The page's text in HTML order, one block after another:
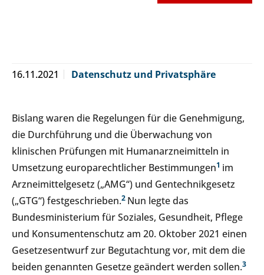
16.11.2021 Datenschutz und Privatsphäre
Bislang waren die Regelungen für die Genehmigung,
die Durchführung und die Überwachung von
klinischen Prüfungen mit Humanarzneimitteln in
Umsetzung europarechtlicher Bestimmungen1 im
Arzneimittelgesetz („AMG“) und Gentechnikgesetz
(„GTG“) festgeschrieben.2 Nun legte das
Bundesministerium für Soziales, Gesundheit, Pflege
und Konsumentenschutz am 20. Oktober 2021 einen
Gesetzesentwurf zur Begutachtung vor, mit dem die
beiden genannten Gesetze geändert werden sollen.3